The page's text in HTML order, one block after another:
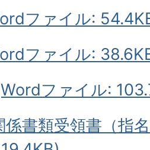
ファイル:
ファイル:
ファイル:
係書類受領書（指